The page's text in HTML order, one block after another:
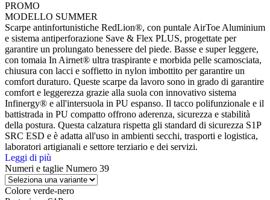
PROMO
MODELLO SUMMER
Scarpe antinfortunistiche RedLion®, con puntale AirToe Aluminium
e sistema antiperforazione Save & Flex PLUS, progettate per
garantire un prolungato benessere del piede. Basse e super leggere,
con tomaia In Airnet® ultra traspirante e morbida pelle scamosciata,
chiusura con lacci e soffietto in nylon imbottito per garantire un
comfort duraturo. Queste scarpe da lavoro sono in grado di garantire
comfort e leggerezza grazie alla suola con innovativo sistema
Infinergy® e all'intersuola in PU espanso. Il tacco polifunzionale e il
battistrada in PU compatto offrono aderenza, sicurezza e stabilità
della postura. Questa calzatura rispetta gli standard di sicurezza S1P
SRC ESD e è adatta all'uso in ambienti secchi, trasporti e logistica,
laboratori artigianali e settore terziario e dei servizi.
Leggi di più
Numeri e taglie Numero 39
Colore verde-nero